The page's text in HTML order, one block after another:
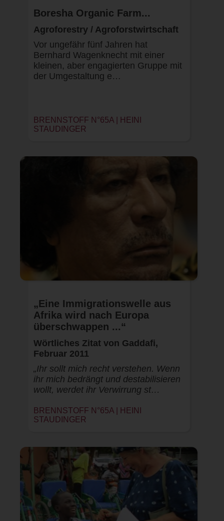
Boresha Organic Farm...
Agroforestry / Agroforstwirtschaft
Vor ungefähr fünf Jahren hat
Bernhard Wagenknecht mit einer
kleinen, aber engagierten Gruppe mit
der Umgestaltung e…
BRENNSTOFF N°65A |
HEINI
STAUDINGER
„Eine Immigrationswelle aus
Afrika wird nach Europa
überschwappen ...“
Wörtliches Zitat von Gaddafi,
Februar 2011
„Ihr sollt mich recht verstehen. Wenn
ihr mich bedrängt und destabilisieren
wollt, werdet ihr Verwirrung st…
BRENNSTOFF N°65A |
HEINI
STAUDINGER